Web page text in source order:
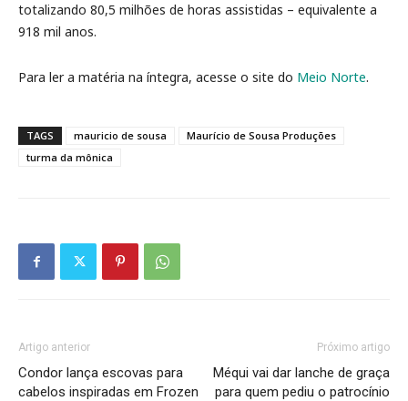
totalizando 80,5 milhões de horas assistidas – equivalente a
918 mil anos.
Para ler a matéria na íntegra, acesse o site do Meio Norte.
TAGS mauricio de sousa
Maurício de Sousa Produções
turma da mônica
Artigo anterior
Condor lança escovas para
cabelos inspiradas em Frozen
Próximo artigo
Méqui vai dar lanche de graça
para quem pediu o patrocínio